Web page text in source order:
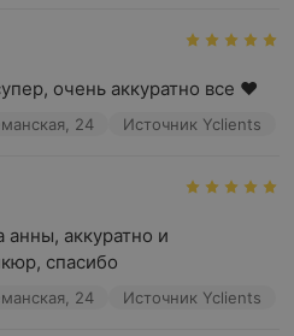
очень аккуратно все ♥️
24 Источник Yclients
анны, аккуратно и
спасибо
24 Источник Yclients